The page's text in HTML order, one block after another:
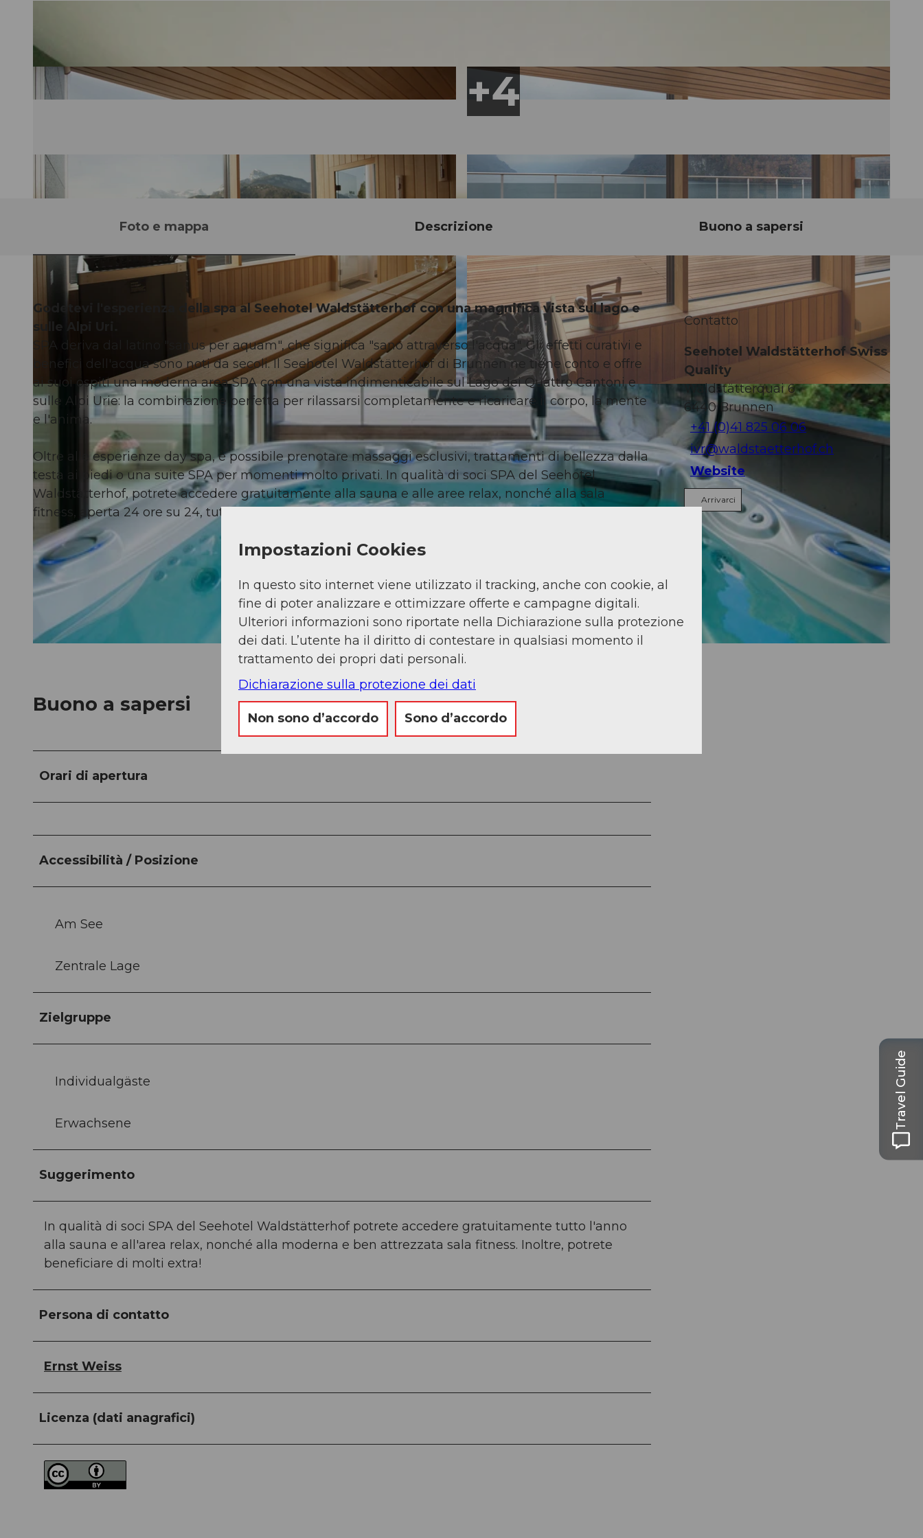
Foto e mappa Descrizione Buono a sapersi
Godetevi l'esperienza della spa al Seehotel Waldstätterhof con una magnifica vista sul lago e
sulle Alpi Uri
SPA deriva dal latino "sanus per aquam", che significa "sano attraverso l'acqua". Gli effetti curativi e
benefici dell'acqua sono noti da secoli. Il Seehotel Waldstätterhof di Brunnen ne tiene conto e offre
ai suoi ospiti una moderna area SPA con una vista indimenticabile sul Lago dei Quattro Cantoni e
sulle Alpi Urie: la combinazione perfetta per rilassarsi completamente e ricaricare il corpo, la mente
e l'anima.
Oltre alle esperienze day spa, è possibile prenotare massaggi esclusivi, trattamenti di bellezza dalla
testa ai piedi o una suite SPA per momenti molto privati. In qualità di soci SPA del Seehotel
Waldstätterhof, potrete accedere gratuitamente alla sauna e alle aree relax, nonché alla sala
fitness, aperta 24 ore su 24, tutto l'anno. Potrete inoltre beneficiare di numerosi extra.
Buono a sapersi
Orari di apertura
Accessibilità / Posizione
Am See
Zentrale Lage
Zielgruppe
Individualgäste
Erwachsene
Suggerimento
In qualità di soci SPA del Seehotel Waldstätterhof potrete accedere gratuitamente tutto l'anno
alla sauna e all'area relax, nonché alla moderna e ben attrezzata sala fitness. Inoltre, potrete
beneficiare di molti extra!
Persona di contatto
Ernst Weiss
Licenza (dati anagrafici)
Contatto
Seehotel Waldstätterhof Swiss
Quality
Waldstätterquai 6
6440 Brunnen
+41 (0)41 825 06 06
ivr@waldstaetterhof.ch
Website
Arrivarci
Impostazioni Cookies
In questo sito internet viene utilizzato il tracking, anche con cookie, al
fine di poter analizzare e ottimizzare offerte e campagne digitali.
Ulteriori informazioni sono riportate nella Dichiarazione sulla protezione
dei dati. L’utente ha il diritto di contestare in qualsiasi momento il
trattamento dei propri dati personali.
Dichiarazione sulla protezione dei dati
Non sono d’accordo Sono d’accordo
Travel Guide